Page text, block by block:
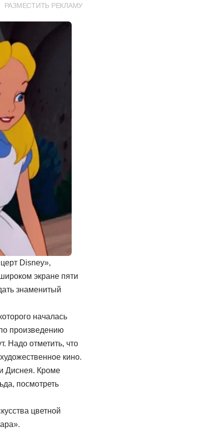
РАЗМЕСТИТЬ РЕКЛАМУ
Disney»,
экране пяти
знаменитый
началась
произведению
Надо отметить, что
кино.
Диснея. Кроме
посмотреть
цветной